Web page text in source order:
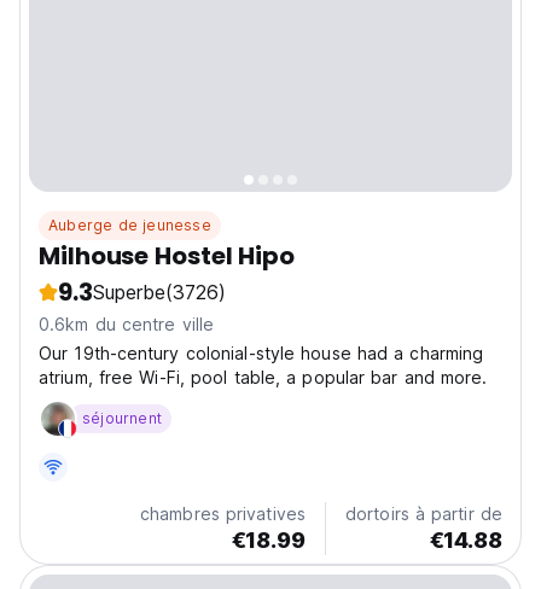
Auberge de jeunesse
Milhouse Hostel Hipo
9.3Superbe(3726)
0.6km du centre ville
Our 19th-century colonial-style house had a charming
atrium, free Wi-Fi, pool table, a popular bar and more.
séjournent
chambres privatives
€18.99
dortoirs à partir de
€14.88